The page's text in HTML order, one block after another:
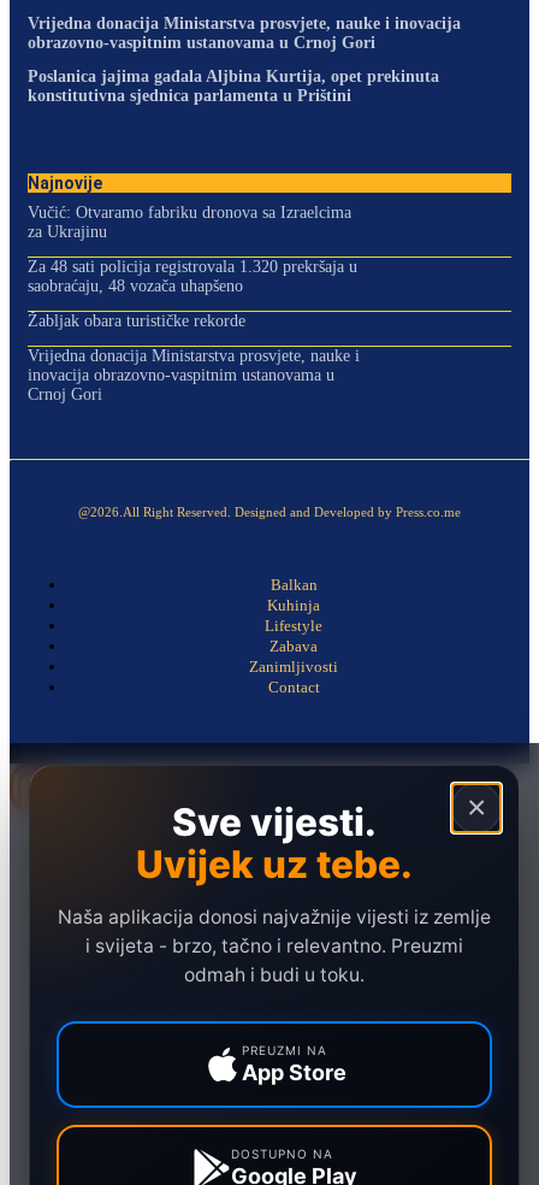
Vrijedna donacija Ministarstva prosvjete, nauke i inovacija
obrazovno-vaspitnim ustanovama u Crnoj Gori
Poslanica jajima gađala Aljbina Kurtija, opet prekinuta
konstitutivna sjednica parlamenta u Prištini
Najnovije
Vučić: Otvaramo fabriku dronova sa Izraelcima
za Ukrajinu
Za 48 sati policija registrovala 1.320 prekršaja u
saobraćaju, 48 vozača uhapšeno
Žabljak obara turističke rekorde
Vrijedna donacija Ministarstva prosvjete, nauke i
inovacija obrazovno-vaspitnim ustanovama u
Crnoj Gori
@2026.All Right Reserved. Designed and Developed by Press.co.me
Balkan
Kuhinja
Lifestyle
Zabava
Zanimljivosti
Contact
×
Sve vijesti.
Uvijek uz tebe.
Naša aplikacija donosi najvažnije vijesti iz zemlje
i svijeta - brzo, tačno i relevantno. Preuzmi
odmah i budi u toku.
PREUZMI NA
App Store
DOSTUPNO NA
Google Play
Društvo
Hronika
Sport